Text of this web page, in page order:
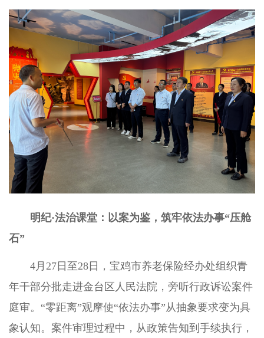
明纪·法治课堂：以案为鉴，筑牢依法办事“压舱
石”
4月27日至28日，宝鸡市养老保险经办处组织青
年干部分批走进金台区人民法院，旁听行政诉讼案件
庭审。“零距离”观摩使“依法办事”从抽象要求变为具
象认知。案件审理过程中，从政策告知到手续执行，